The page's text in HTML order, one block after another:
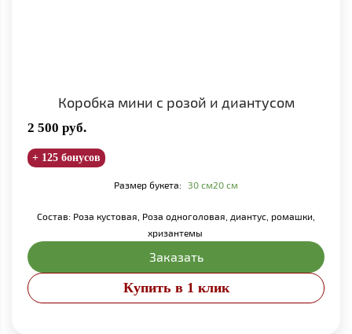
Коробка мини с розой и диантусом
2 500 руб.
+ 125 бонусов
Размер букета: 30 см20 см
Состав: Роза кустовая, Роза одноголовая, диантус, ромашки,
хризантемы
Заказать
Купить в 1 клик